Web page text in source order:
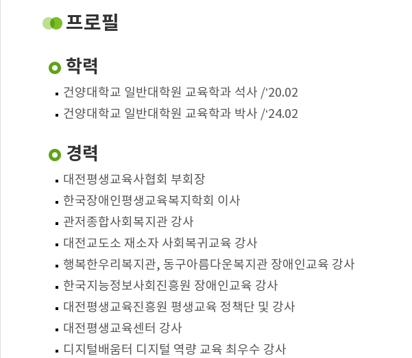
전공: 교육학(특수교육)
담당교과: 장애인평생교육사
프로필
학력
건양대학교 일반대학원 교육학과 석사 /’20.02
건양대학교 일반대학원 교육학과 박사 /‘24.02
경력
대전평생교육사협회 부회장
한국장애인평생교육복지학회 이사
관저종합사회복지관 강사
대전교도소 재소자 사회복귀교육 강사
행복한우리복지관, 동구아름다운복지관 장애인교육 강사
한국지능정보사회진흥원 장애인교육 강사
대전평생교육진흥원 평생교육 정책단 및 강사
대전평생교육센터 강사
디지털배움터 디지털 역량 교육 최우수 강사